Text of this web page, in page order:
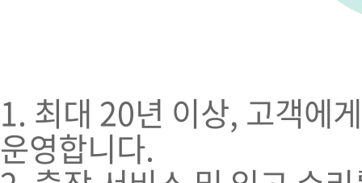
1. 최대 20년 이상, 고객에
운영합니다.